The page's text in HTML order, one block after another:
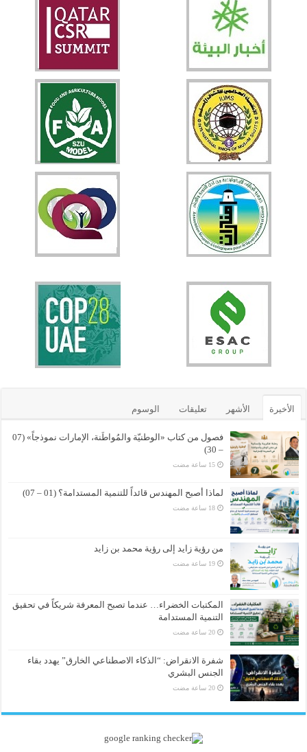
الأخيرة الأشهر تعليقات الوسوم
فصول من كتاب «الوطنيّة والمُواطَنة، الإمارات نموذجاً» (07
– 30)
لماذا أصبح المهندس قائداً للتنمية المستدامة؟ (01 – 07)
من رؤية زايد إلى رؤية محمد بن زايد
المكتبات الخضراء… عندما تصبح المعرفة شريكاً في تحقيق
التنمية المستدامة
شفرة الانقراض: “الذكاء الاصطناعي الخارق” يهدد بقاء
الجنس البشري